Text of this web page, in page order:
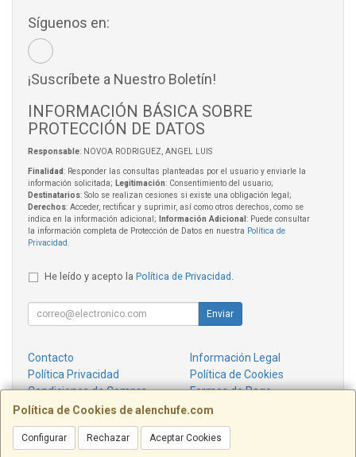
Política de Cookies de alenchufe.com
Configurar Rechazar Aceptar Cookies
Síguenos en:
¡Suscríbete a Nuestro Boletín!
INFORMACIÓN BÁSICA SOBRE
PROTECCIÓN DE DATOS
Responsable: NOVOA RODRIGUEZ, ANGEL LUIS
Finalidad: Responder las consultas planteadas por el usuario y enviarle la
información solicitada; Legitimación: Consentimiento del usuario;
Destinatarios: Solo se realizan cesiones si existe una obligación legal;
Derechos: Acceder, rectificar y suprimir, así como otros derechos, como se
indica en la información adicional;
Información Adicional : Puede consultar
la información completa de Protección de Datos en nuestra Política de
Privacidad
He leído y acepto la Política de Privacidad
Enviar
Contacto
Información Legal
Política Privacidad
Política de Cookies
Condiciones de Compra
Formas de Pago
¿Quienes Somos?
Contacto